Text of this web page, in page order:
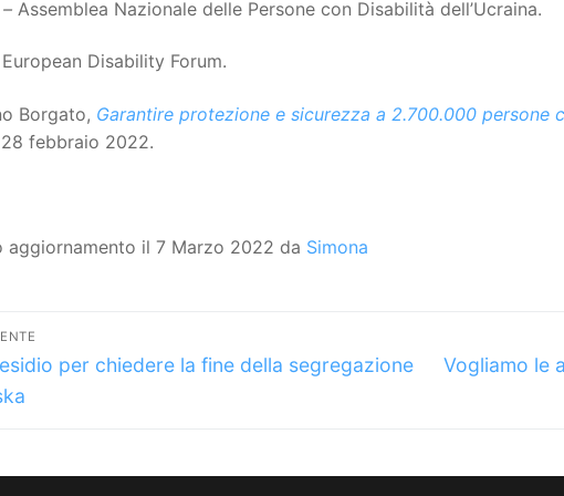
– Assemblea Nazionale delle Persone con Disabilità dell’Ucraina.
Disability Forum.
Borgato, Garantire protezione e sicurezza a 2.700.000 persone
28 febbraio 2022.
aggiornamento il 7 Marzo 2022 da Simona
per chiedere la fine della segregazione
Articolo
Vogliamo le